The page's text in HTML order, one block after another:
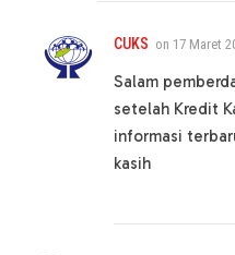
CUKS on 17 Maret
Salam
setelah Kredit
informasi
kasih